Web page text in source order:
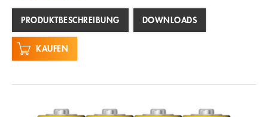
PRODUKTBESCHREIBUNG DOWNLOADS
KAUFEN